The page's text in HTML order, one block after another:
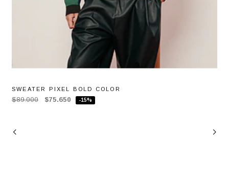
SWEATER PIXEL BOLD COLOR
$89.000 $75.650 -15%